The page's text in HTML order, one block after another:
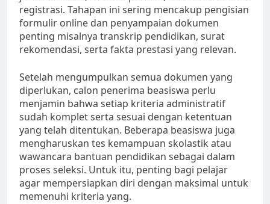
registrasi. Tahapan ini sering mencakup pengisian
formulir online dan penyampaian dokumen
penting misalnya transkrip pendidikan, surat
rekomendasi, serta fakta prestasi yang relevan.
Setelah mengumpulkan semua dokumen yang
diperlukan, calon penerima beasiswa perlu
menjamin bahwa setiap kriteria administratif
sudah komplet serta sesuai dengan ketentuan
yang telah ditentukan. Beberapa beasiswa juga
mengharuskan tes kemampuan skolastik atau
wawancara bantuan pendidikan sebagai dalam
proses seleksi. Untuk itu, penting bagi pelajar
agar mempersiapkan diri dengan maksimal untuk
memenuhi kriteria yang.